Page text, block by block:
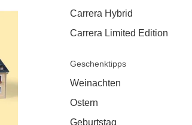
Carrera Hybrid
Carrera Limited Edition
Geschenktipps
Weinachten
Ostern
Geburtstag